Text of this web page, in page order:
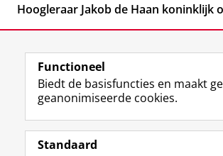
Hoogleraar Jakob de Haan koninklijk
Volg de RUG
F
a
L
i
R
S
Functioneel
Biedt de basisfuncties en maakt
geanonimiseerde cookies.
Standaard